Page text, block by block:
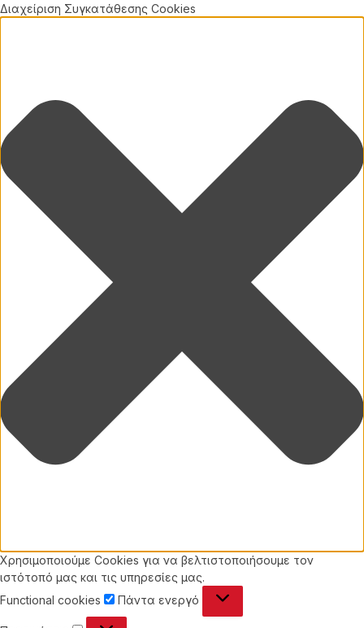
Διαχείριση Συγκατάθεσης Cookies
Χρησιμοποιούμε Cookies για να βελτιστοποιήσουμε τον
ιστότοπό μας και τις υπηρεσίες μας.
Functional cookies
Functional
Πάντα ενεργό
Προτιμήσεις